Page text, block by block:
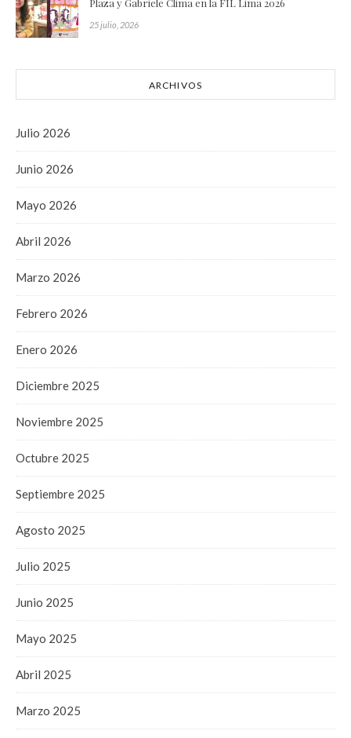
25 julio, 2026
ARCHIVOS
Julio 2026
Junio 2026
Mayo 2026
Abril 2026
Marzo 2026
Febrero 2026
Enero 2026
Diciembre 2025
Noviembre 2025
Octubre 2025
Septiembre 2025
Agosto 2025
Julio 2025
Junio 2025
Mayo 2025
Abril 2025
Marzo 2025